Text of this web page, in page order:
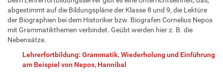
abgestimmt auf die Bildungspläne der Klasse 8 und 9, die Lektüre
der Biographien bei dem Historiker bzw. Biografen Cornelius Nepos
mit Grammatikthemen verbindet. Geübt werden hier z. B. die
Nebensätze.
Lehrerfortbildung: Grammatik. Wiederholung und Einführung
am Beispiel von Nepos, Hannibal